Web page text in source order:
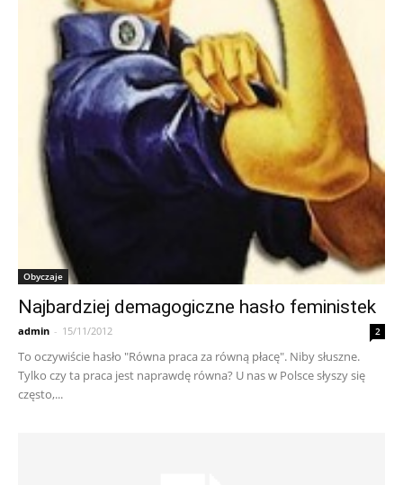
Obyczaje
Najbardziej demagogiczne hasło feministek
admin - 15/11/2012 2
To oczywiście hasło "Równa praca za równą płacę". Niby słuszne.
Tylko czy ta praca jest naprawdę równa? U nas w Polsce słyszy się
często,...